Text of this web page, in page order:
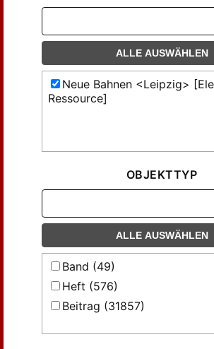
ALLE AUSWÄHLEN
Neue Bahnen <Leipzig>
Ressource]
OBJEKTTYP
ALLE AUSWÄHLEN
Band (49)
Heft (576)
Beitrag (31857)